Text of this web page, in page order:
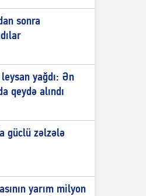
sonra
yağdı: Ən
qeydə alındı
güclü zəlzələ
yarım milyon